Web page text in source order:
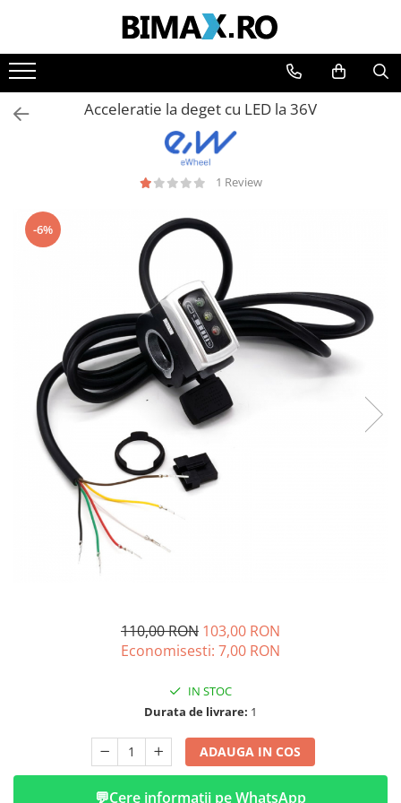
Toate Produsele
Triciclete Electrice
⬇ TIPURI
➔ Adulti - Fara permis
➔ Adulti - 2 Locuri
➔ Cu Cabina fara Permis
➔ Cu Cabina Inchisa
➔ Cu Remorca
➔ Cu Remorca Fara Permis
➔ Cu Volan
➔ Fara Permis
➔ 4000W
➔ Jinpeng/AMR
Acceleratie la deget cu LED la 36V
1 Review
-6%
110,00 RON 103,00 RON
Economisesti: 7,00 RON
IN STOC
Durata de livrare: 1
ADAUGA IN COS
💬Cere informatii pe WhatsApp